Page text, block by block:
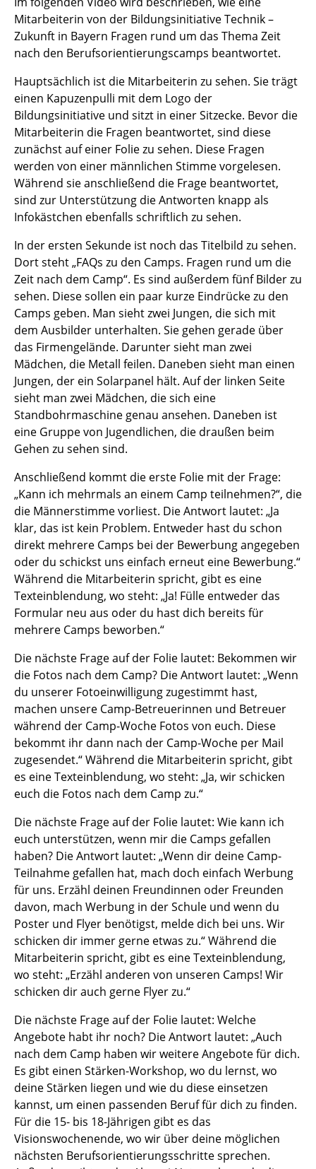
Mitarbeiterin von der Bildungsinitiative Technik –
Zukunft in Bayern Fragen rund um das Thema Zeit
nach den Berufsorientierungscamps beantwortet.
Hauptsächlich ist die Mitarbeiterin zu sehen. Sie trägt
einen Kapuzenpulli mit dem Logo der
Bildungsinitiative und sitzt in einer Sitzecke. Bevor die
Mitarbeiterin die Fragen beantwortet, sind diese
zunächst auf einer Folie zu sehen. Diese Fragen
werden von einer männlichen Stimme vorgelesen.
Während sie anschließend die Frage beantwortet,
sind zur Unterstützung die Antworten knapp als
Infokästchen ebenfalls schriftlich zu sehen.
In der ersten Sekunde ist noch das Titelbild zu sehen.
Dort steht „FAQs zu den Camps. Fragen rund um die
Zeit nach dem Camp“. Es sind außerdem fünf Bilder zu
sehen. Diese sollen ein paar kurze Eindrücke zu den
Camps geben. Man sieht zwei Jungen, die sich mit
dem Ausbilder unterhalten. Sie gehen gerade über
das Firmengelände. Darunter sieht man zwei
Mädchen, die Metall feilen. Daneben sieht man einen
Jungen, der ein Solarpanel hält. Auf der linken Seite
sieht man zwei Mädchen, die sich eine
Standbohrmaschine genau ansehen. Daneben ist
eine Gruppe von Jugendlichen, die draußen beim
Gehen zu sehen sind.
Anschließend kommt die erste Folie mit der Frage:
„Kann ich mehrmals an einem Camp teilnehmen?“, die
die Männerstimme vorliest. Die Antwort lautet: „Ja
klar, das ist kein Problem. Entweder hast du schon
direkt mehrere Camps bei der Bewerbung angegeben
oder du schickst uns einfach erneut eine Bewerbung.“
Während die Mitarbeiterin spricht, gibt es eine
Texteinblendung, wo steht: „Ja! Fülle entweder das
Formular neu aus oder du hast dich bereits für
mehrere Camps beworben.“
Die nächste Frage auf der Folie lautet: Bekommen wir
die Fotos nach dem Camp? Die Antwort lautet: „Wenn
du unserer Fotoeinwilligung zugestimmt hast,
machen unsere Camp-Betreuerinnen und Betreuer
während der Camp-Woche Fotos von euch. Diese
bekommt ihr dann nach der Camp-Woche per Mail
zugesendet.“ Während die Mitarbeiterin spricht, gibt
es eine Texteinblendung, wo steht: „Ja, wir schicken
euch die Fotos nach dem Camp zu.“
Die nächste Frage auf der Folie lautet: Wie kann ich
euch unterstützen, wenn mir die Camps gefallen
haben? Die Antwort lautet: „Wenn dir deine Camp-
Teilnahme gefallen hat, mach doch einfach Werbung
für uns. Erzähl deinen Freundinnen oder Freunden
davon, mach Werbung in der Schule und wenn du
Poster und Flyer benötigst, melde dich bei uns. Wir
schicken dir immer gerne etwas zu.“ Während die
Mitarbeiterin spricht, gibt es eine Texteinblendung,
wo steht: „Erzähl anderen von unseren Camps! Wir
schicken dir auch gerne Flyer zu.“
Die nächste Frage auf der Folie lautet: Welche
Angebote habt ihr noch? Die Antwort lautet: „Auch
nach dem Camp haben wir weitere Angebote für dich.
Es gibt einen Stärken-Workshop, wo du lernst, wo
deine Stärken liegen und wie du diese einsetzen
kannst, um einen passenden Beruf für dich zu finden.
Für die 15- bis 18-Jährigen gibt es das
Visionswochenende, wo wir über deine möglichen
nächsten Berufsorientierungsschritte sprechen.